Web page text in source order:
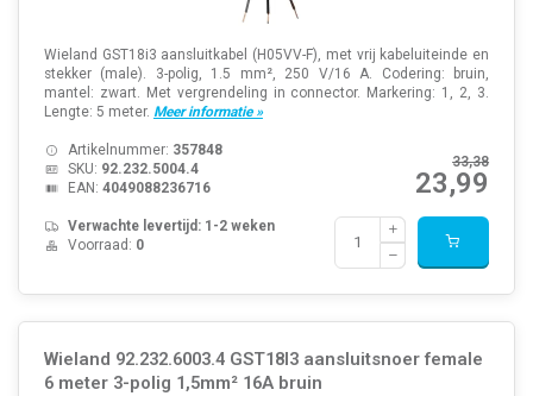
Wieland GST18i3 aansluitkabel (H05VV-F), met vrij kabeluiteinde en
stekker (male). 3-polig, 1.5 mm², 250 V/16 A. Codering: bruin,
mantel: zwart. Met vergrendeling in connector. Markering: 1, 2, 3.
Lengte: 5 meter. Meer informatie »
33,38
23,99
Artikelnummer: 357848
SKU: 92.232.5004.4
EAN: 4049088236716
Verwachte levertijd: 1-2 weken
Voorraad: 0
Wieland 92.232.6003.4 GST18I3 aansluitsnoer female
6 meter 3-polig 1,5mm² 16A bruin